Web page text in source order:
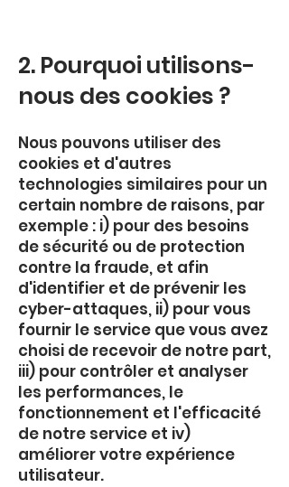
2. Pourquoi utilisons-
nous des cookies ?
Nous pouvons utiliser des
cookies et d'autres
technologies similaires pour un
certain nombre de raisons, par
exemple : i) pour des besoins
de sécurité ou de protection
contre la fraude, et afin
d'identifier et de prévenir les
cyber-attaques, ii) pour vous
fournir le service que vous avez
choisi de recevoir de notre part,
iii) pour contrôler et analyser
les performances, le
fonctionnement et l'efficacité
de notre service et iv)
améliorer votre expérience
utilisateur.